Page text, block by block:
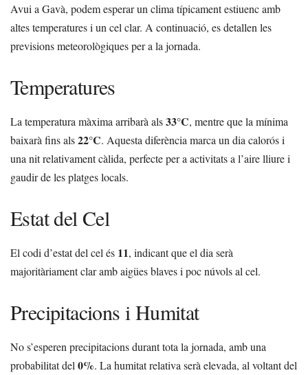
Avui a Gavà, podem esperar un clima típicament estiuenc amb
altes temperatures i un cel clar. A continuació, es detallen les
previsions meteorològiques per a la jornada.
Temperatures
La temperatura màxima arribarà als33°C, mentre que la mínima
baixarà fins als22°C. Aquesta diferència marca un dia calorós i
una nit relativament càlida, perfecte per a activitats a l’aire lliure i
gaudir de les platges locals.
Estat del Cel
El codi d’estat del cel és 11, indicant que el dia serà
majoritàriament clar amb aigües blaves i poc núvols al cel.
Precipitacions i Humitat
No s’esperen precipitacions durant tota la jornada, amb una
probabilitat del0%. La humitat relativa serà elevada, al voltant del